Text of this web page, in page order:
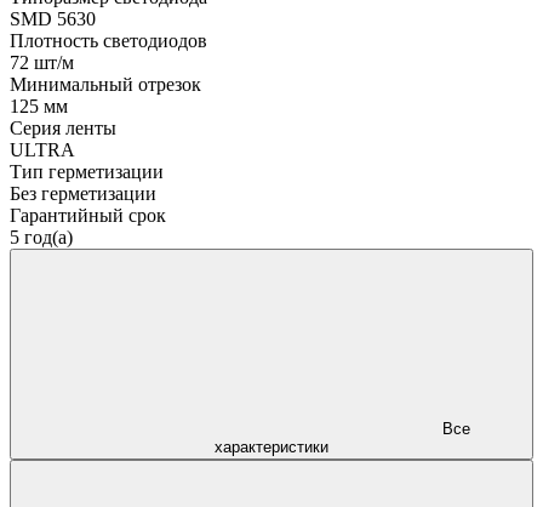
SMD 5630
Плотность светодиодов
72 шт/м
Минимальный отрезок
125 мм
Серия ленты
ULTRA
Тип герметизации
Без герметизации
Гарантийный срок
5 год(а)
характеристики